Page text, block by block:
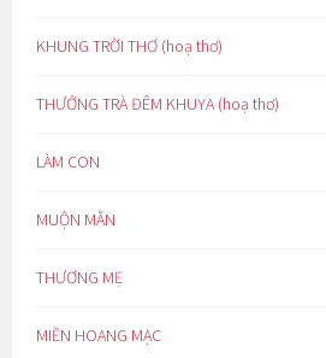
KHUNG TRỜI THƠ (hoạ thơ)
THƯỞNG TRÀ ĐÊM KHUYA (hoạ thơ)
LÀM CON
MUỘN MẰN
THƯƠNG MẸ
MIỀN HOANG MẠC